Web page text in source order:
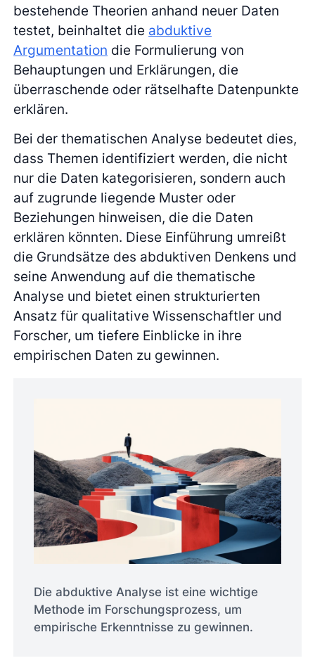
bestehende Theorien anhand neuer Daten
testet, beinhaltet die abduktive
Argumentation die Formulierung von
Behauptungen und Erklärungen, die
überraschende oder rätselhafte Datenpunkte
erklären.
Bei der thematischen Analyse bedeutet dies,
dass Themen identifiziert werden, die nicht
nur die Daten kategorisieren, sondern auch
auf zugrunde liegende Muster oder
Beziehungen hinweisen, die die Daten
erklären könnten. Diese Einführung umreißt
die Grundsätze des abduktiven Denkens und
seine Anwendung auf die thematische
Analyse und bietet einen strukturierten
Ansatz für qualitative Wissenschaftler und
Forscher, um tiefere Einblicke in ihre
empirischen Daten zu gewinnen.
Die abduktive Analyse ist eine wichtige
Methode im Forschungsprozess, um
empirische Erkenntnisse zu gewinnen.